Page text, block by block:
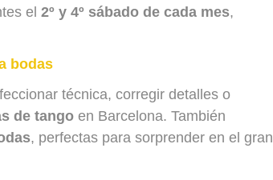
el 2º y 4º sábado de cada mes,
bodas
técnica, corregir detalles o
de tango en Barcelona. También
, perfectas para sorprender en el gran